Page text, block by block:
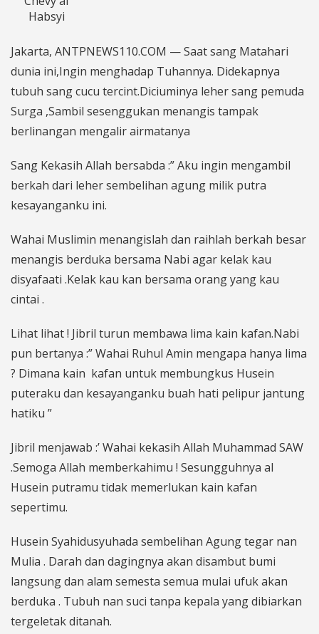
Habsyi
Jakarta, ANTPNEWS110.COM — Saat sang Matahari
dunia ini,Ingin menghadap Tuhannya. Didekapnya
tubuh sang cucu tercint.Diciuminya leher sang pemuda
Surga ,Sambil sesenggukan menangis tampak
berlinangan mengalir airmatanya
Sang Kekasih Allah bersabda :” Aku ingin mengambil
berkah dari leher sembelihan agung milik putra
kesayanganku ini.
Wahai Muslimin menangislah dan raihlah berkah besar
menangis berduka bersama Nabi agar kelak kau
disyafaati .Kelak kau kan bersama orang yang kau
cintai .
Lihat lihat ! Jibril turun membawa lima kain kafan.Nabi
pun bertanya :” Wahai Ruhul Amin mengapa hanya lima
? Dimana kain kafan untuk membungkus Husein
puteraku dan kesayanganku buah hati pelipur jantung
hatiku ”
Jibril menjawab :’ Wahai kekasih Allah Muhammad SAW
.Semoga Allah memberkahimu ! Sesungguhnya al
Husein putramu tidak memerlukan kain kafan
sepertimu.
Husein Syahidusyuhada sembelihan Agung tegar nan
Mulia . Darah dan dagingnya akan disambut bumi
langsung dan alam semesta semua mulai ufuk akan
berduka . Tubuh nan suci tanpa kepala yang dibiarkan
tergeletak ditanah.